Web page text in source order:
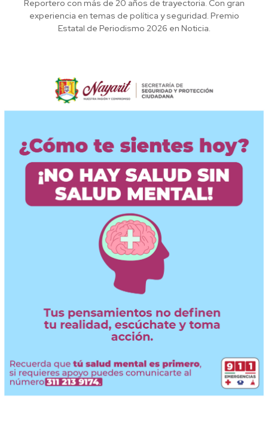
Reportero con más de 20 años de trayectoria. Con gran
experiencia en temas de política y seguridad. Premio
Estatal de Periodismo 2026 en Noticia.